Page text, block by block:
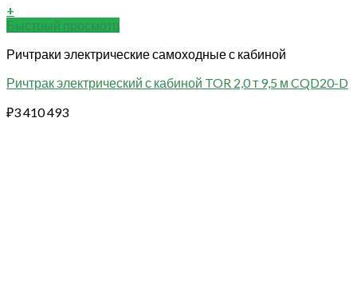
+
Быстрый просмотр
Ричтраки электрические самоходные с кабиной
Ричтрак электрический с кабиной TOR 2,0 т 9,5 м CQD20-D
₽3 410 493